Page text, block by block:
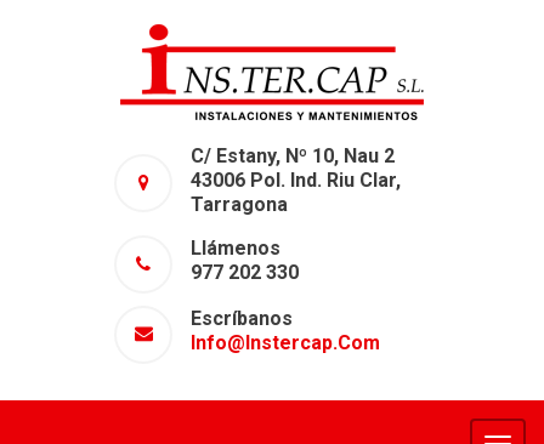
C/ Estany, Nº 10, Nau 2
43006 Pol. Ind. Riu Clar,
Tarragona
Llámenos
977 202 330
Escríbanos
Info@instercap.com